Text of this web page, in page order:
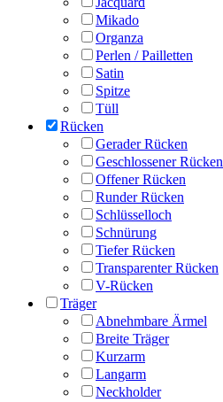
Mikado
Organza
Perlen / Pailletten
Satin
Spitze
Tüll
Rücken
Gerader Rücken
Geschlossener Rücken
Offener Rücken
Runder Rücken
Schlüsselloch
Schnürung
Tiefer Rücken
Transparenter Rücken
V-Rücken
Träger
Abnehmbare Ärmel
Breite Träger
Kurzarm
Langarm
Neckholder